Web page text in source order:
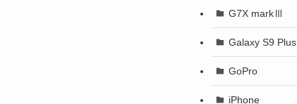
G7X markⅢ
Galaxy S9 Plus
GoPro
iPhone